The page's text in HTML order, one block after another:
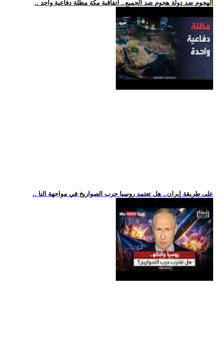
.. الهجوم ضد دولة هجوم ضد الجميع.. اتفاقية مكة مظلة دفاعية واحد
.. على طريقة إيران.. هل تعتمد روسيا حرب الصواريخ في مواجهة النا